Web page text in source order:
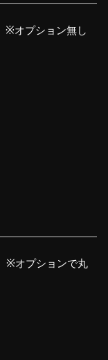
※オプション無し
※オプションで丸